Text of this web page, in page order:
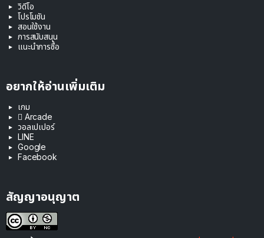
วิดีโอ
โปรโมชัน
สอนใช้งาน
การสนับสนุน
แนะนำการซื้อ
อยากให้อ่านเพิ่มเติม
เกม
 Arcade
วอลเปเปอร์
LINE
Google
Facebook
สัญญาอนุญาต